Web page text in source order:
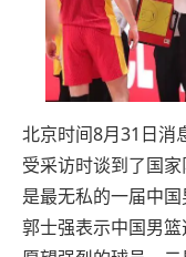
北京时间8月31日消
受采访时谈到了国
是最无私的一届中国
郭士强表示中国男